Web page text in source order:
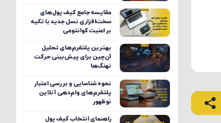
مقایسه جامع کیف پول‌های
سخت‌افزاری نسل جدید با تکیه
بر امنیت کوانتومی
بهترین پلتفرم‌های تحلیل
آن‌چین برای پیش‌بینی حرکت
نهنگ‌ها
نحوه شناسایی و بررسی اعتبار
پلتفرم‌های وام‌دهی آنلاین
نوظهور
راهنمای انتخاب کیف پول